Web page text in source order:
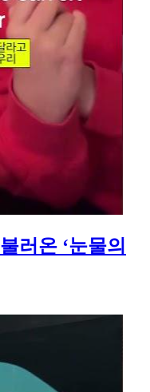
러온 ‘눈물의